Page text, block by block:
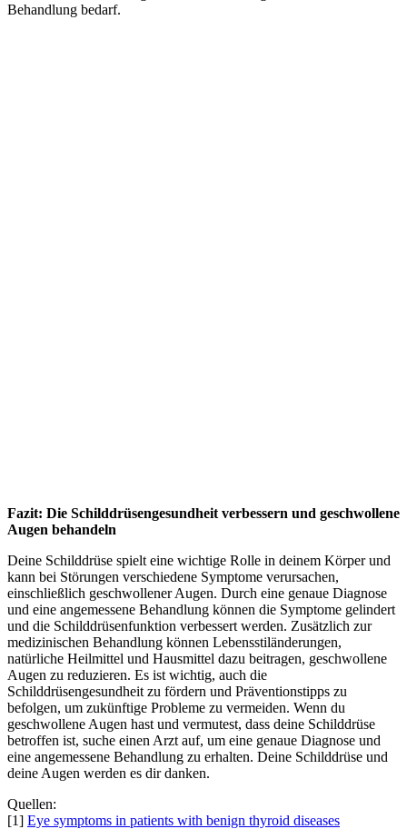
Behandlung bedarf.
Fazit: Die Schilddrüsengesundheit verbessern und geschwollene
Augen behandeln
Deine Schilddrüse spielt eine wichtige Rolle in deinem Körper und
kann bei Störungen verschiedene Symptome verursachen,
einschließlich geschwollener Augen. Durch eine genaue Diagnose
und eine angemessene Behandlung können die Symptome gelindert
und die Schilddrüsenfunktion verbessert werden. Zusätzlich zur
medizinischen Behandlung können Lebensstiländerungen,
natürliche Heilmittel und Hausmittel dazu beitragen, geschwollene
Augen zu reduzieren. Es ist wichtig, auch die
Schilddrüsengesundheit zu fördern und Präventionstipps zu
befolgen, um zukünftige Probleme zu vermeiden. Wenn du
geschwollene Augen hast und vermutest, dass deine Schilddrüse
betroffen ist, suche einen Arzt auf, um eine genaue Diagnose und
eine angemessene Behandlung zu erhalten. Deine Schilddrüse und
deine Augen werden es dir danken.
Quellen:
[1] Eye symptoms in patients with benign thyroid diseases